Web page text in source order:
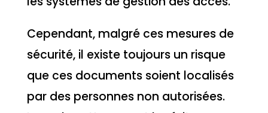
Cependant, malgré ces mesures de
sécurité, il existe toujours un risque
que ces documents soient localisés
par des personnes non autorisées.